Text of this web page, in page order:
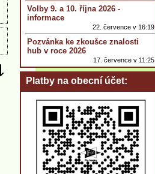
Volby 9. a 10. října 2026 -
informace
22. července v 16:19
Pozvánka ke zkoušce znalosti
hub v roce 2026
17. července v 11:25
Platby na obecní účet